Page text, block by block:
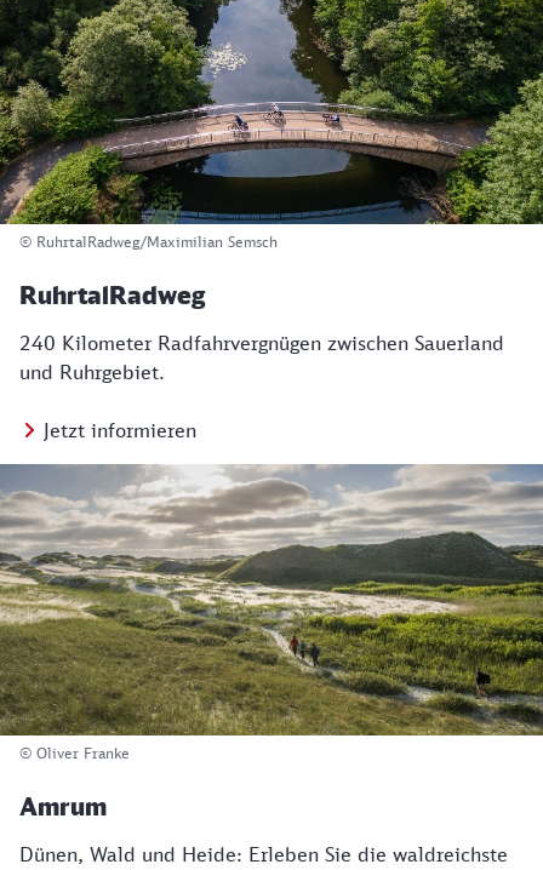
© RuhrtalRadweg/Maximilian Semsch
RuhrtalRadweg
240 Kilometer Radfahrvergnügen zwischen Sauerland
und Ruhrgebiet.
Jetzt informieren
© Oliver Franke
Amrum
Dünen, Wald und Heide: Erleben Sie die waldreichste